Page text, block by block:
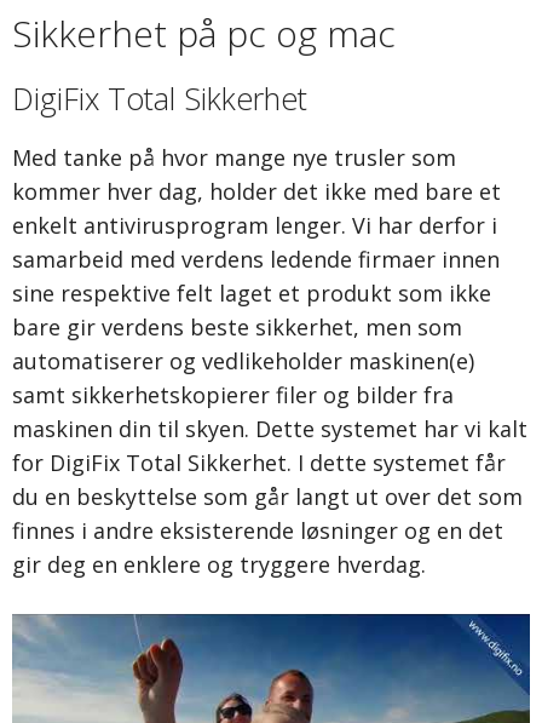
Sikkerhet på pc og mac
DigiFix Total Sikkerhet
Med tanke på hvor mange nye trusler som
kommer hver dag, holder det ikke med bare et
enkelt antivirusprogram lenger. Vi har derfor i
samarbeid med verdens ledende firmaer innen
sine respektive felt laget et produkt som ikke
bare gir verdens beste sikkerhet, men som
automatiserer og vedlikeholder maskinen(e)
samt sikkerhetskopierer filer og bilder fra
maskinen din til skyen. Dette systemet har vi kalt
for DigiFix Total Sikkerhet. I dette systemet får
du en beskyttelse som går langt ut over det som
finnes i andre eksisterende løsninger og en det
gir deg en enklere og tryggere hverdag.
DigiFix Total Sikkerhet gir deg
følgende fordeler